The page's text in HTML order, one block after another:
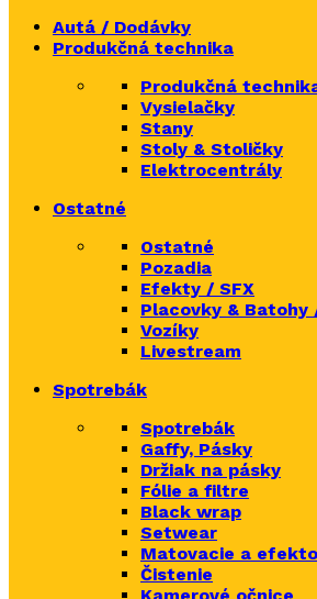
Autá / Dodávky
Produkčná technika
Produkčná
Vysielačky
Stany
Stoly & Stoličky
Elektrocentrály
Ostatné
Ostatné
Pozadia
Efekty / SFX
Placovky & Batohy
Vozíky
Livestream
Spotrebák
Spotrebák
Gaffy, Pásky
Držiak na pásky
Fólie a filtre
Black wrap
Setwear
Matovacie a
Čistenie